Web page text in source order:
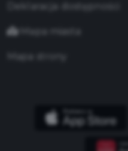
Deklaracja dostępności
Mapa miasta
Mapa strony